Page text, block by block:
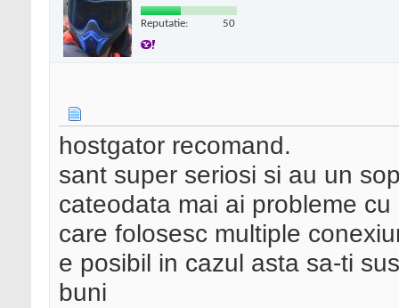
Reputatie: 50
hostgator recomand.
sant super seriosi si au un
cateodata mai ai probleme
care folosesc multiple
e posibil in cazul asta sa-ti
buni